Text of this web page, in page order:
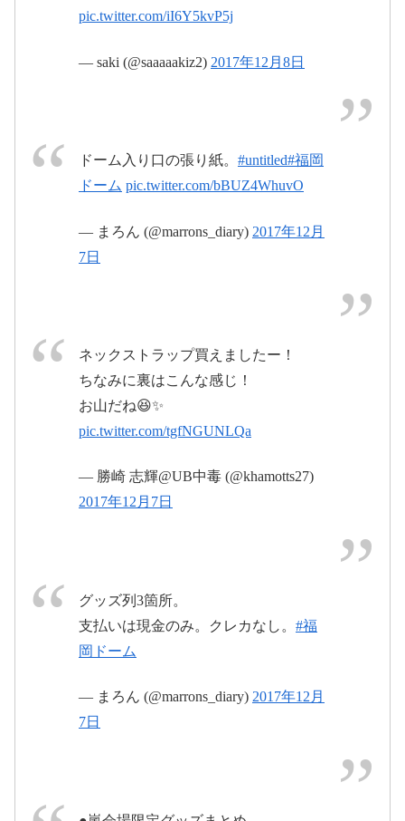
pic.twitter.com/SQ45epf9v5
2017年12月8日
pic.twitter.com/iI6Y5kvP5j
— saki (@saaaaakiz2) 2017年12月8日
ドーム入り口の張り紙。 #untitled#福岡
ドーム pic.twitter.com/bBUZ4WhuvO
— まろん (@marrons_diary) 2017年12月
7日
ネックストラップ買えましたー！
ちなみに裏はこんな感じ！
お山だね😆✨
pic.twitter.com/tgfNGUNLQa
— 勝崎 志輝@UB中毒 (@khamotts27)
2017年12月7日
グッズ列3箇所。
支払いは現金のみ。クレカなし。 #福
岡ドーム
— まろん (@marrons_diary) 2017年12月
7日